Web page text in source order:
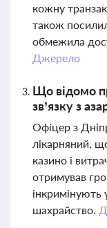
кожну
також
обмежила
Джерело
Що відомо
зв’язку з
Офіцер з
лікарняний,
казино і
отримував
інкримінують
шахрайство.